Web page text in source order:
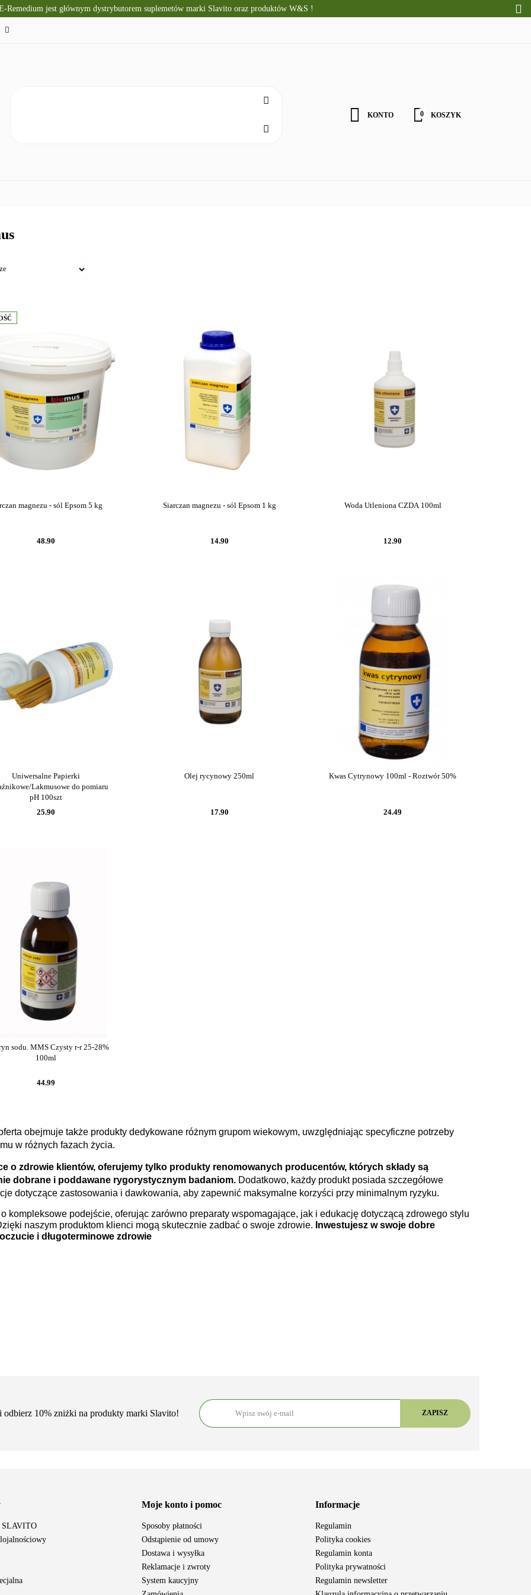
Remedium jest głównym dystrybutorem suplemetów marki Slavito oraz produktów W&S !
KONTO 0 KOSZYK
SUPLEMENTY DIETY KRÓTKI TERMIN WAŻNOŚCI
magnezu - sól Epsom 5 kg
48.90
Siarczan magnezu - sól Epsom 1 kg
14.90
Woda Utleniona CZDA 100ml
12.90
Uniwersalne Papierki
Lakmusowe do pomiaru
pH 100szt
25.90
Olej rycynowy 250ml
17.90
Kwas Cytrynowy 100ml - Roztwór 50%
24.49
sodu. MMS Czysty r-r 25-28%
100ml
44.99
obejmuje także produkty dedykowane różnym grupom wiekowym, uwzględniając specyficzne potrzeby
w różnych fazach życia.
o zdrowie klientów, oferujemy tylko produkty renomowanych producentów, których składy są
dobrane i poddawane rygorystycznym badaniom.Dodatkowo, każdy produkt posiada szczegółowe
dotyczące zastosowania i dawkowania, aby zapewnić maksymalne korzyści przy minimalnym ryzyku.
kompleksowe podejście, oferując zarówno preparaty wspomagające, jak i edukację dotyczącą zdrowego stylu
naszym produktom klienci mogą skutecznie zadbać o swoje zdrowie. Inwestujesz w swoje dobre
i długoterminowe zdrowie
odbierz 10% zniżki na produkty marki Slavito!
SLAVITO
Moje konto i pomoc
Sposoby płatności
Odstąpienie od umowy
Dostawa i wysyłka
Reklamacje i zwroty
System kaucyjny
Informacje
Regulamin
Polityka cookies
Regulamin konta
Polityka prywatności
Regulamin newsletter